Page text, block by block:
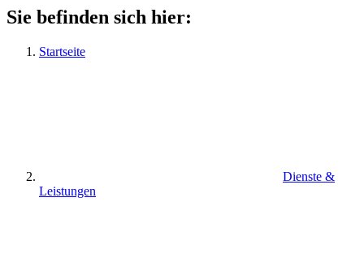
Sie befinden sich hier:
Startseite
Dienste &
Leistungen